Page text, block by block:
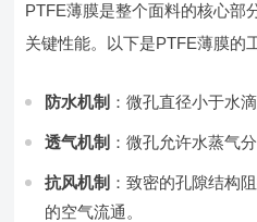
PTFE薄膜是整个面料的核心部
关键性能。以下是PTFE薄膜的
防水机制 ：微孔直径小于水
透气机制 ：微孔允许水蒸气
抗风机制 ：致密的孔隙结构
的空气流通。